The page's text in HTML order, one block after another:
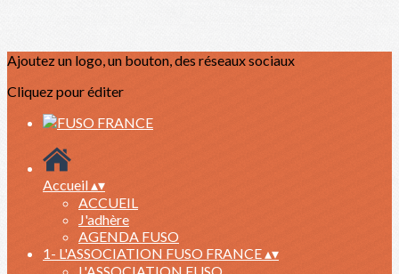
Ajoutez un logo, un bouton, des réseaux sociaux
Cliquez pour éditer
Accueil▴▾
ACCUEIL
J'adhère
AGENDA FUSO
1- L'ASSOCIATION FUSO FRANCE▴▾